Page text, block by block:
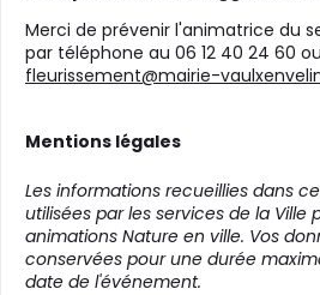
Merci de prévenir l'animatrice du
par téléphone au 06 12 40 24 60
fleurissement@mairie-
Mentions légales
Les informations recueillies dans
utilisées par les services de la Ville
animations Nature en ville. Vos
conservées pour une durée
date de l'événement.